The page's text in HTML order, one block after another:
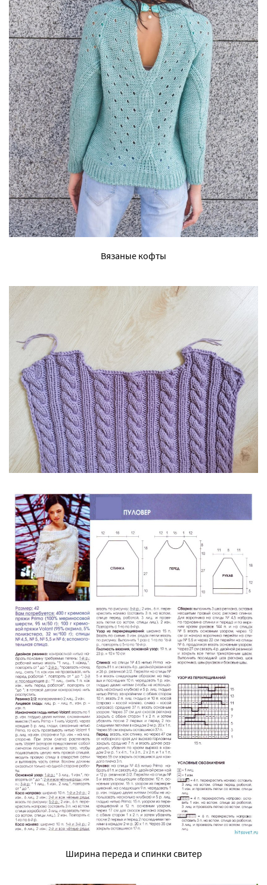
Вязаные кофты
Ширина переда и спинки свитер